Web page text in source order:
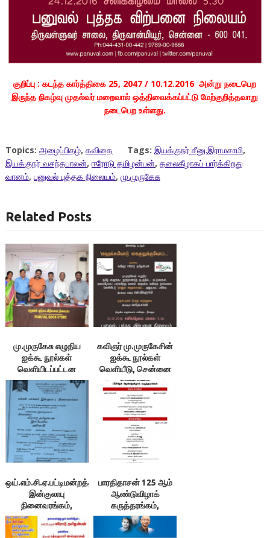
குறிப்பு : கடந்த கார்த்திகை 25, 2047 / 10.12.2016 அன்று நடைபெற
இருந்த நிகழ்வு முதல்வர் மறைவால் ஒத்திவைக்கப்பட்டு மேற்குறித்தவாறு
நடைபெற உள்ளது.
Topics: அழைப்பிதழ், கவிதை Tags: இயக்குநர் சீனு.இராமசாமி,
இயக்குநர் வசந்தபாலன், ஈரோடு தமிழன்பன், தலைகீழாகப் பார்க்கிறது
வானம், பனுவல் புத்தக நிலையம், மு.முருகேசு
Related Posts
மு.முருகேசு எழுதிய
ஐக்கூ நூல்கள்
வெளியிடப்பட்டன
கவிஞர் மு.முருகேசின்
ஐக்கூ நூல்கள்
வெளியீடு, சென்னை
ஒய்.எம்.சி.ஏ.பட்டிமன்றத்தின்
இன்குலாபு
நினைவரங்கம்,
சென்னை
பாரதிதாசன் 125 ஆம்
ஆண்டுவிழாக்
கருத்தரங்கம்,
சென்னைப்
பல்கலைக்கழகம்